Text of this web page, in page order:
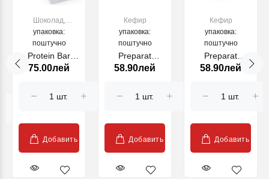
Шоколад,
конфеты,
жевательная
резинка
упаковка:
поштучно
Protein Bar
"Fistic" cu
lapte
75.00лей
Добавить
Кефир
упаковка:
поштучно
Preparat
fermentat de
58.90лей
Добавить
Кефир
упаковка:
поштучно
Preparat
fermentat de
capsuni, 230g
58.90лей
Добавить